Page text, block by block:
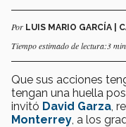
Por LUIS MARIO GARCÍA |
Tiempo estimado de lectura:3
Que sus acciones
tengan una huella
invitó David Garza ,
Monterrey , a los